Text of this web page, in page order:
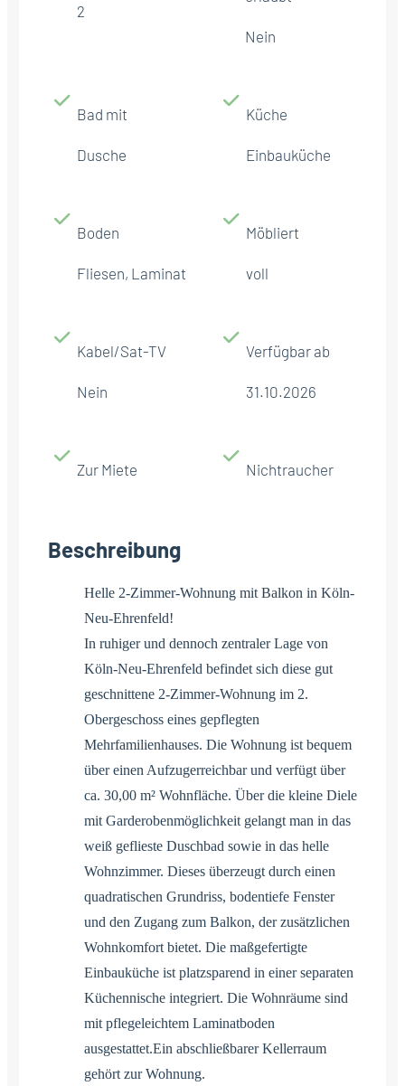
2
Nein
Bad mit
Dusche
Küche
Einbauküche
Boden
Fliesen, Laminat
Möbliert
voll
Kabel/Sat-TV
Nein
Verfügbar ab
31.10.2026
Zur Miete Nichtraucher
Beschreibung
Helle 2-Zimmer-Wohnung mit Balkon in Köln-
Neu-Ehrenfeld!
In ruhiger und dennoch zentraler Lage von
Köln-Neu-Ehrenfeld befindet sich diese gut
geschnittene 2-Zimmer-Wohnung im 2.
Obergeschoss eines gepflegten
Mehrfamilienhauses. Die Wohnung ist bequem
über einen Aufzugerreichbar und verfügt über
ca. 30,00 m² Wohnfläche. Über die kleine Diele
mit Garderobenmöglichkeit gelangt man in das
weiß geflieste Duschbad sowie in das helle
Wohnzimmer. Dieses überzeugt durch einen
quadratischen Grundriss, bodentiefe Fenster
und den Zugang zum Balkon, der zusätzlichen
Wohnkomfort bietet. Die maßgefertigte
Einbauküche ist platzsparend in einer separaten
Küchennische integriert. Die Wohnräume sind
mit pflegeleichtem Laminatboden
ausgestattet.Ein abschließbarer Kellerraum
gehört zur Wohnung.